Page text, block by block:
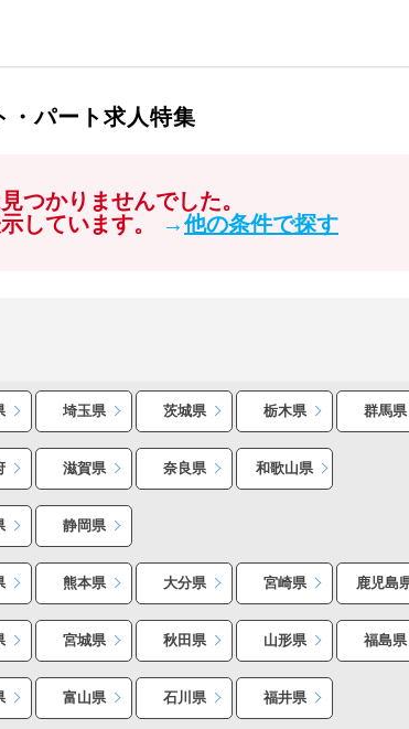
・パート求人特集
つかりませんでした。
しています。
→他の条件で探す
埼玉県 茨城県 栃木県 群馬県
滋賀県 奈良県 和歌山県
静岡県
熊本県 大分県 宮崎県 鹿児島
宮城県 秋田県 山形県 福島県
富山県 石川県 福井県